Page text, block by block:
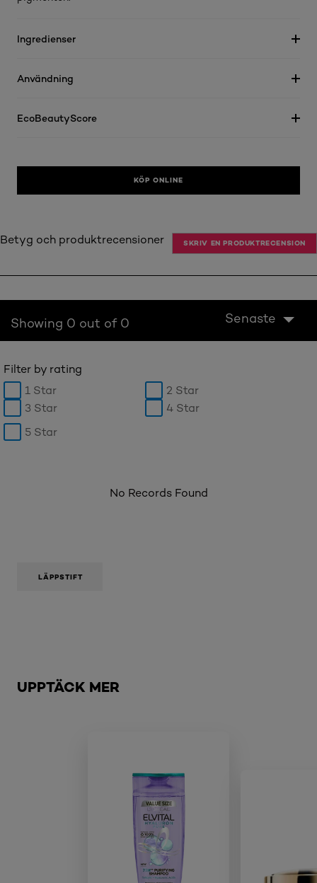
Ingredienser
Användning
EcoBeautyScore
KÖP ONLINE
Betyg och produktrecensioner SKRIV EN PRODUKTRECENSION
Showing 0 out of 0 Senaste
Filter by rating
1 Star
2 Star
3 Star
4 Star
5 Star
No Records Found
LÄPPSTIFT
UPPTÄCK MER